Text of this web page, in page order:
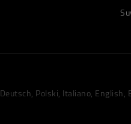
Deutsch, Polski, Italiano, English,